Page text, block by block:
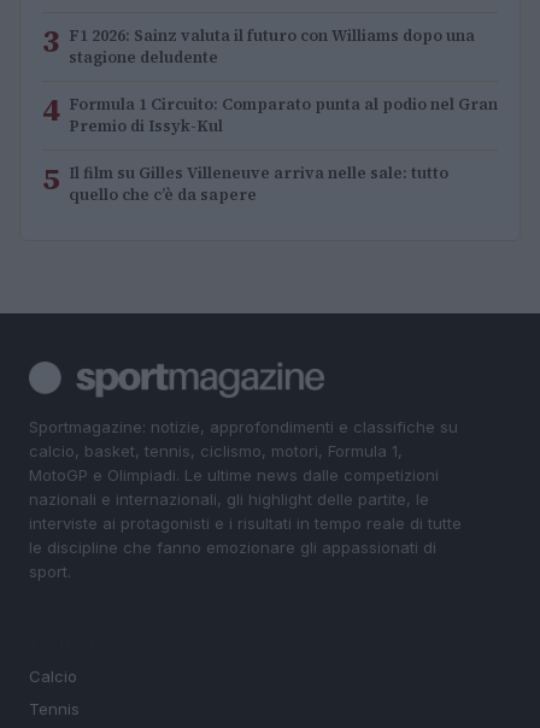
3 F1 2026: Sainz valuta il futuro con Williams dopo una
stagione deludente
4 Formula 1 Circuito: Comparato punta al podio nel Gran
Premio di Issyk-Kul
5 Il film su Gilles Villeneuve arriva nelle sale: tutto
quello che c’è da sapere
Sportmagazine: notizie, approfondimenti e classifiche su
calcio, basket, tennis, ciclismo, motori, Formula 1,
MotoGP e Olimpiadi. Le ultime news dalle competizioni
nazionali e internazionali, gli highlight delle partite, le
interviste ai protagonisti e i risultati in tempo reale di tutte
le discipline che fanno emozionare gli appassionati di
sport.
Calcio
Tennis